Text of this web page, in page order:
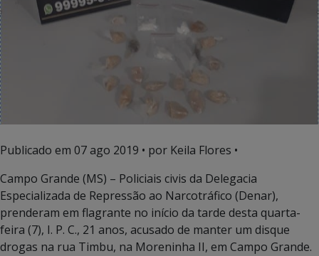
Publicado em 07 ago 2019 • por Keila Flores •
Campo Grande (MS) – Policiais civis da Delegacia
Especializada de Repressão ao Narcotráfico (Denar),
prenderam em flagrante no início da tarde desta quarta-
feira (7), I. P. C., 21 anos, acusado de manter um disque
drogas na rua Timbu, na Moreninha II, em Campo Grande.